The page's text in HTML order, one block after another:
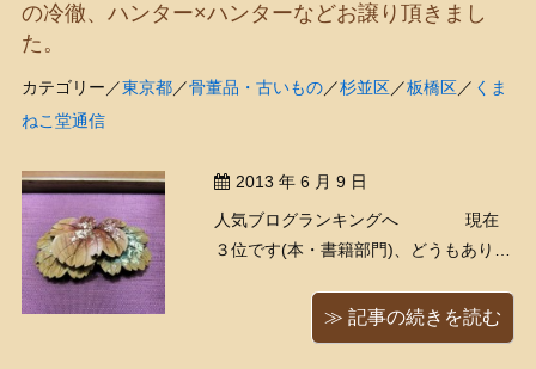
の冷徹、ハンター×ハンターなどお譲り頂きまし
た。
カテゴリー／東京都／骨董品・古いもの／杉並区／板橋区／ くま
ねこ堂通信
2013 年 6 月 9 日
人気ブログランキングへ 現在
３位です(本・書籍部門)、どうもありが
入ってきた帯留（おびどめ）をご紹
介！帯どめは、日本の小さな芸術品。
≫ 記事の続きを読む